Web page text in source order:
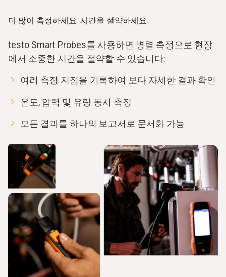
더 많이 측정하세요. 시간을 절약하세요.
testo Smart Probes를 사용하면 병렬 측정으로 현장
에서 소중한 시간을 절약할 수 있습니다:
여러 측정 지점을 기록하여 보다 자세한 결과 확인
온도, 압력 및 유량 동시 측정
모든 결과를 하나의 보고서로 문서화 가능